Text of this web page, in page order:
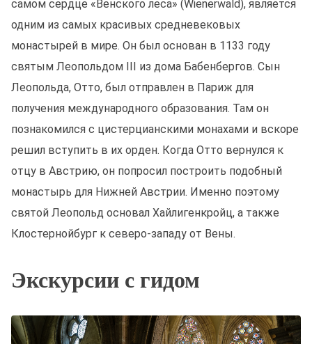
самом сердце «Венского леса» (Wienerwald), является
одним из самых красивых средневековых
монастырей в мире. Он был основан в 1133 году
святым Леопольдом III из дома Бабенбергов. Сын
Леопольда, Отто, был отправлен в Париж для
получения международного образования. Там он
познакомился с цистерцианскими монахами и вскоре
решил вступить в их орден. Когда Отто вернулся к
отцу в Австрию, он попросил построить подобный
монастырь для Нижней Австрии. Именно поэтому
святой Леопольд основал Хайлигенкройц, а также
Клостернойбург к северо-западу от Вены.
Экскурсии с гидом